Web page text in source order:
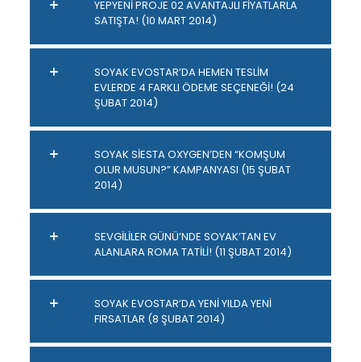
YEPYENİ PROJE 02 AVANTAJLI FİYATLARLA
SATIŞTA! (10 MART 2014)
SOYAK EVOSTAR’DA HEMEN TESLİM
EVLERDE 4 FARKLI ÖDEME SEÇENEĞİ! (24
ŞUBAT 2014)
SOYAK SİESTA OXYGEN’DEN “KOMŞUM
OLUR MUSUN?” KAMPANYASI (15 ŞUBAT
2014)
SEVGİLİLER GÜNÜ’NDE SOYAK’TAN EV
ALANLARA ROMA TATİLİ! (11 ŞUBAT 2014)
SOYAK EVOSTAR’DA YENİ YILDA YENİ
FIRSATLAR (8 ŞUBAT 2014)